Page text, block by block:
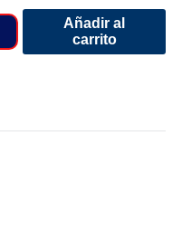
Añadir al
carrito